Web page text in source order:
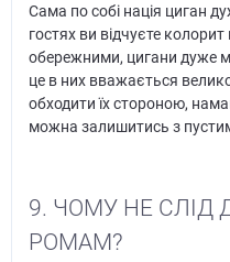
Сама по собі нація циган
гостях ви відчуєте
обережними, цигани дуже
це в них вважається
обходити їх стороною,
можна залишитись з
9. ЧОМУ НЕ СЛІД
РОМАМ?